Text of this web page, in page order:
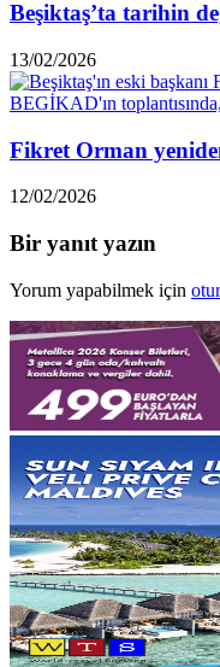
Beşiktaş’ta tarihin
13/02/2026
Fikret Orman
12/02/2026
Bir yanıt yazın
Yorum yapabilmek için